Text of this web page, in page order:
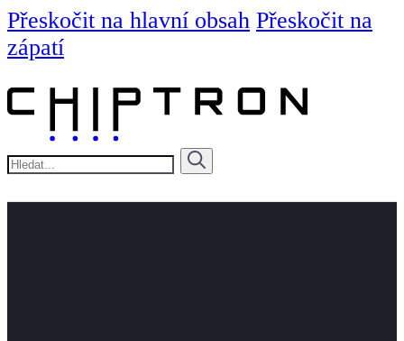
Přeskočit na hlavní obsah Přeskočit na
zápatí
Hledat